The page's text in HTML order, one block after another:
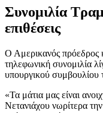
Συνομιλία
επιθέσεις
Ο Αμερικανός πρόεδρος
τηλεφωνική συνομιλία
υπουργικού συμβουλίου
«Τα μάτια μας είναι
Νετανιάχου νωρίτερα